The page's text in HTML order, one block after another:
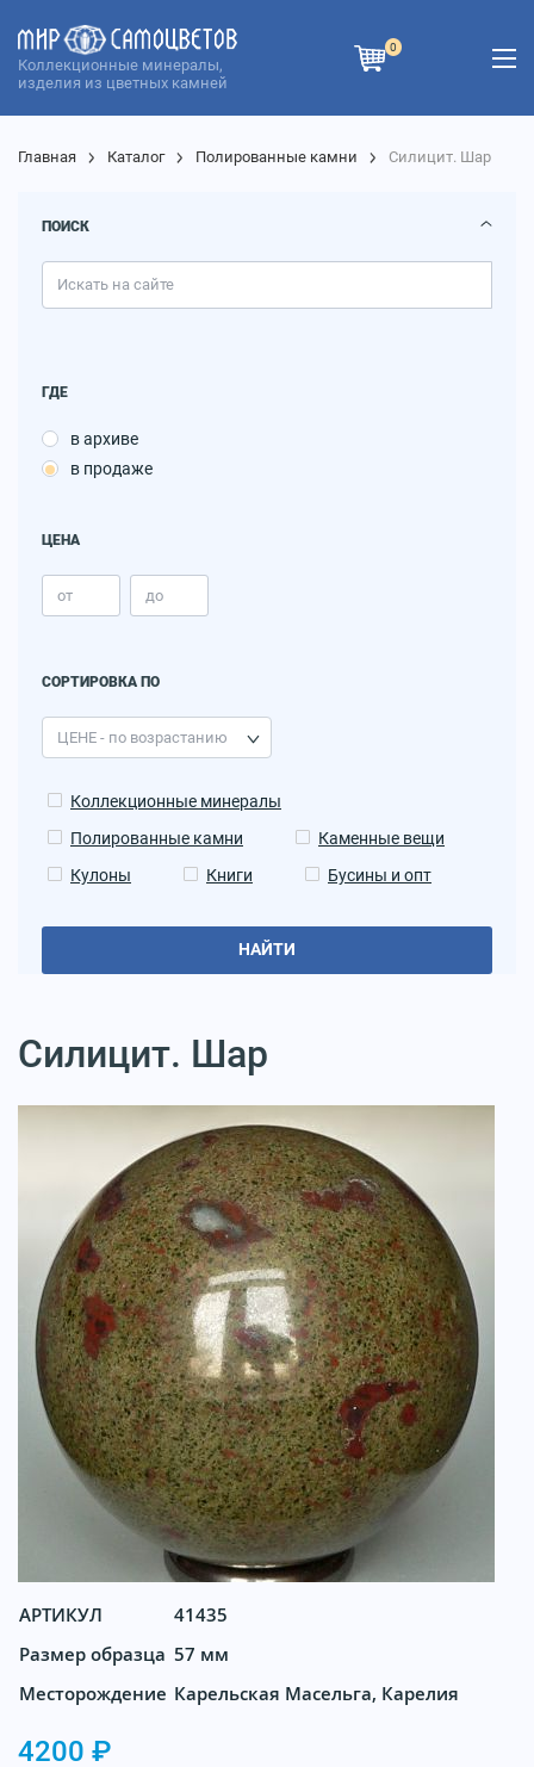
Коллекционные минералы,
изделия из цветных камней
0
Главная Каталог Полированные камни Силицит. Шар
ПОИСК
ГДЕ
в архиве
в продаже
ЦЕНА
СОРТИРОВКА ПО
Коллекционные минералы
Полированные камни
Каменные вещи
Кулоны
Книги Бусины и опт
НАЙТИ
Силицит. Шар
АРТИКУЛ
41435
Размер образца 57 мм
Месторождение Карельская Масельга, Карелия
4200 ₽